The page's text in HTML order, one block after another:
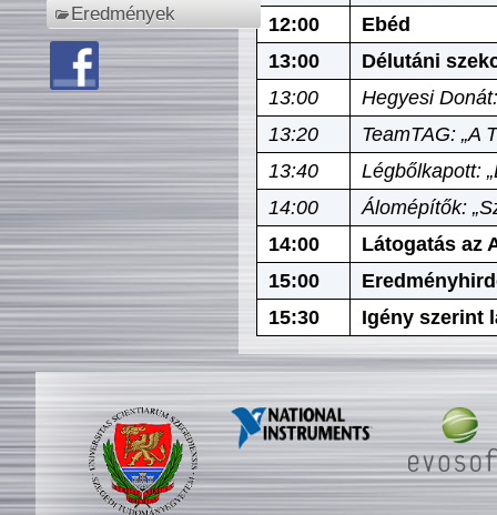
Eredmények
12:00
Ebéd
13:00
Délutáni
13:00
Hegyesi
13:20
TeamTAG: „A
13:40
Légbőlkapott:
14:00
Álomépítők:
14:00
Látogatás az
15:00
15:30
Igény szerint